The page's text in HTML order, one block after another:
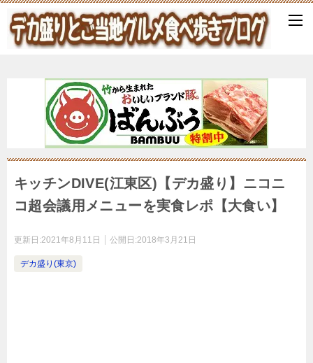
キッチンDIVE(江東区)【デカ盛り】ニコニ
コ超会議用メニューを実食レポ【大食い】
更新日:2021年8月11日 公開日:2018年3月21日
デカ盛り(東京)